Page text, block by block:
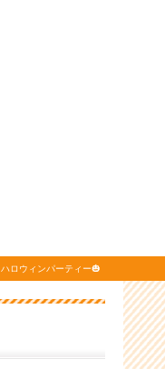
ハロウィンパーティー🎃